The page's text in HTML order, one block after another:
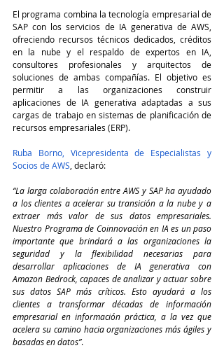
El programa combina la tecnología empresarial de
SAP con los servicios de IA generativa de AWS,
ofreciendo recursos técnicos dedicados, créditos
en la nube y el respaldo de expertos en IA,
consultores profesionales y arquitectos de
soluciones de ambas compañías. El objetivo es
permitir a las organizaciones construir
aplicaciones de IA generativa adaptadas a sus
cargas de trabajo en sistemas de planificación de
recursos empresariales (ERP).
Ruba Borno, Vicepresidenta de Especialistas y
Socios de AWS , declaró:
“La larga colaboración entre AWS y SAP ha ayudado
a los clientes a acelerar su transición a la nube y a
extraer más valor de sus datos empresariales.
Nuestro Programa de Coinnovación en IA es un paso
importante que brindará a las organizaciones la
seguridad y la flexibilidad necesarias para
desarrollar aplicaciones de IA generativa con
Amazon Bedrock, capaces de analizar y actuar sobre
sus datos SAP más críticos. Esto ayudará a los
clientes a transformar décadas de información
empresarial en información práctica, a la vez que
acelera su camino hacia organizaciones más ágiles y
basadas en datos”.